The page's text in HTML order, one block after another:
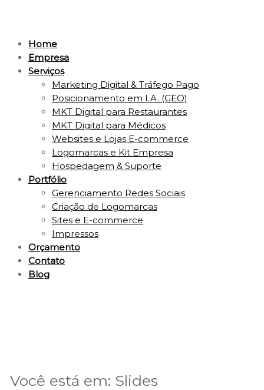
Home
Empresa
Serviços
Marketing Digital & Tráfego Pago
Posicionamento em I.A. (GEO)
MKT Digital para Restaurantes
MKT Digital para Médicos
Websites e Lojas E-commerce
Logomarcas e Kit Empresa
Hospedagem & Suporte
Portfólio
Gerenciamento Redes Sociais
Criação de Logomarcas
Sites e E-commerce
Impressos
Orçamento
Contato
Blog
Você está em: Slides